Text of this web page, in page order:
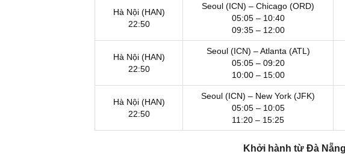
Hà Nội (HAN)
22:50
Seoul (ICN) – Chicago (ORD)
05:05 – 10:40
09:35 – 12:00
Hà Nội (HAN)
22:50
Seoul (ICN) – Atlanta (ATL)
05:05 – 09:20
10:00 – 15:00
Hà Nội (HAN)
22:50
Seoul (ICN) – New York (JFK)
05:05 – 10:05
11:20 – 15:25
Khởi hành từ Đà Nẵng